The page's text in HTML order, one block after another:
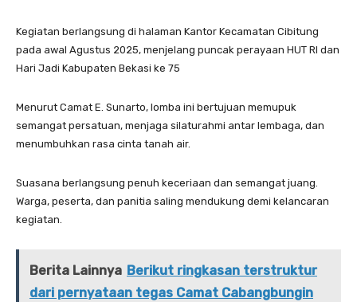
‎‎Kegiatan berlangsung di halaman Kantor Kecamatan Cibitung
pada awal Agustus 2025, menjelang puncak perayaan HUT RI dan
Hari Jadi Kabupaten Bekasi ke 75
‎‎Menurut Camat E. Sunarto, lomba ini bertujuan memupuk
semangat persatuan, menjaga silaturahmi antar lembaga, dan
menumbuhkan rasa cinta tanah air.
‎‎Suasana berlangsung penuh keceriaan dan semangat juang.
Warga, peserta, dan panitia saling mendukung demi kelancaran
kegiatan.
Berita Lainnya Berikut ringkasan terstruktur
dari pernyataan tegas Camat Cabangbungin